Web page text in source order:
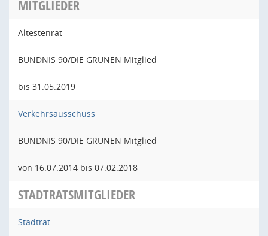
MITGLIEDER
Ältestenrat
BÜNDNIS 90/DIE GRÜNEN Mitglied
bis 31.05.2019
Verkehrsausschuss
BÜNDNIS 90/DIE GRÜNEN Mitglied
von 16.07.2014 bis 07.02.2018
STADTRATSMITGLIEDER
Stadtrat